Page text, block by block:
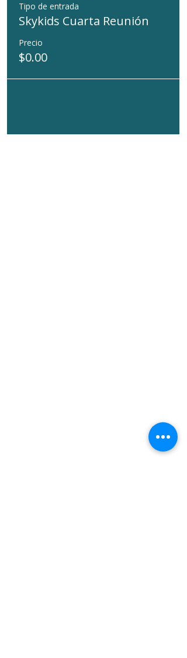
Tipo de entrada
Skykids Cuarta Reunión
Precio
$0.00